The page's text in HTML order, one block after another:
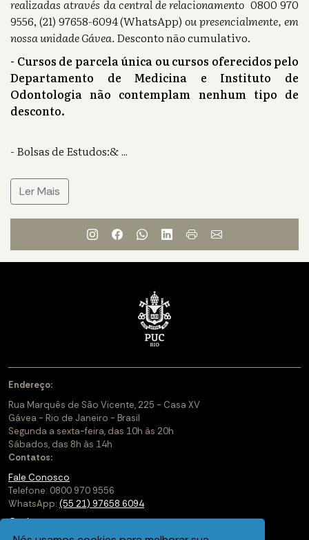
realizadas através da central de relacionamento 0800 970
9556, (21) 97658-6094 (WhatsApp)ou presencialmente, em
nossa unidade Gávea.Desconto não cumulativo.
- Cursos de parcela única ou cursos oferecidos pelo
Departamento de Medicina e Instituto de
Odontologia não contemplam nenhum tipo de
desconto.
- Bolsas de Estudos:&...
Ler Mais
Endereço:
Rua Marquês de São Vicente, 225 - Casa XV
Gávea - Rio de Janeiro - Brasil
Segunda a sexta-feira, das 10h às 20h
Sábados, das 8h às 14h
Contatos:
Fale Conosco
Telefone: 0800 970 9556
WhatsApp: (55 21) 97658 6094
Cadastre-se